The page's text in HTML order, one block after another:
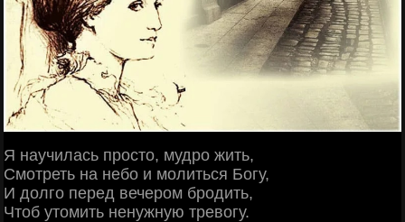
Я научилась просто, мудро жить,
Смотреть на небо и молиться Богу,
И долго перед вечером бродить,
Чтоб утомить ненужную тревогу.